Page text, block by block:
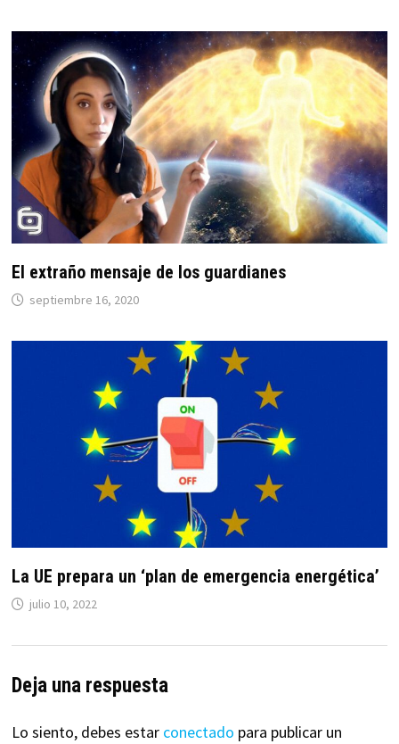
El extraño mensaje de los guardianes
septiembre 16, 2020
La UE prepara un ‘plan de emergencia energética’
julio 10, 2022
Deja una respuesta
Lo siento, debes estar conectado para publicar un